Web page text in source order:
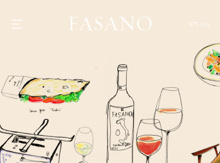
PT EN
HOTÉIS
EXPERIÊNCIAS
EVENTOS
VILLAS
SHOP | SELEZIONE
DESCUBRA
WHAT'S COOKING
CORRIERE
HISTÓRIA